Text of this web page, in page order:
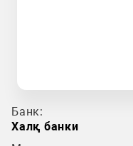
Банк:
Халқ банки